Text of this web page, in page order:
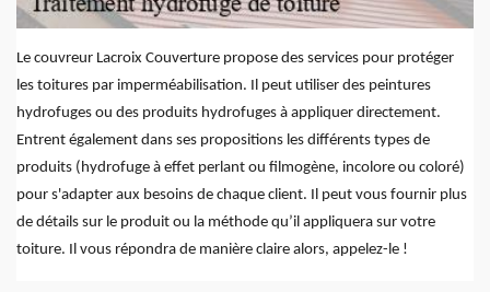
Le couvreur Lacroix Couverture propose des services pour protéger
les toitures par imperméabilisation. Il peut utiliser des peintures
hydrofuges ou des produits hydrofuges à appliquer directement.
Entrent également dans ses propositions les différents types de
produits (hydrofuge à effet perlant ou filmogène, incolore ou coloré)
pour s'adapter aux besoins de chaque client. Il peut vous fournir plus
de détails sur le produit ou la méthode qu’il appliquera sur votre
toiture. Il vous répondra de manière claire alors, appelez-le !